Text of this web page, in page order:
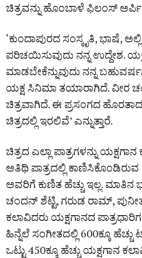
ಚಿತ್ರವನ್ನು ಹೊಂಬಾಳೆ ಫಿಲಂಸ್‌
‘ಕುಂದಾಪುರದ ಸಂಸ್ಕೃತಿ, ಭಾಷೆ,
ಪರಿಚಯಿಸುವುದು ನನ್ನ ಉದ್ದೇಶ.
ಮಾಡಬೇಕೆನ್ನುವುದು ನನ್ನ
ಯಕ್ಷ ಸಿನಿಮಾ ತಯಾರಾಗಿದೆ. ವೀರ
ಚಿತ್ರವಾಗಿದೆ. ಈ ಪ್ರಸಂಗದ
ಚಿತ್ರದಲ್ಲಿ ಇರಲಿವೆ’ ಎನ್ನುತ್ತಾರೆ.
ಚಿತ್ರದ ಎಲ್ಲಾ ಪಾತ್ರಗಳನ್ನು
ಅತಿಥಿ ಪಾತ್ರದಲ್ಲಿ
ಅವರಿಗೆ ಕುಣಿತ ಹೆಚ್ಚು ಇಲ್ಲ. ಮಾತಿನ
ಚಂದನ್‌ ಶೆಟ್ಟಿ, ಗರುಡ ರಾಮ್‌,
ಕಲಾವಿದರು ಯಕ್ಷಗಾನದ
ಹಿನ್ನೆಲೆ ಸಂಗೀತದಲ್ಲಿ 600ಕ್ಕೂ
ಒಟ್ಟು 450ಕ್ಕೂ ಹೆಚ್ಚು ಯಕ್ಷಗಾನ